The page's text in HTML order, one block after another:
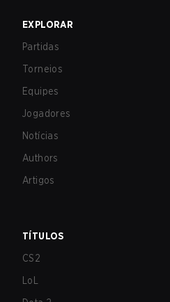
EXPLORAR
Partidas
Torneios
Equipes
Jogadores
Notícias
Authors
Artigos
TÍTULOS
CS2
LoL